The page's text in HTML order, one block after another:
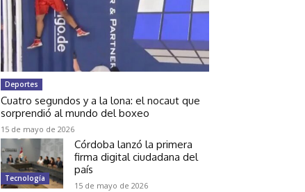
Deportes
Cuatro segundos y a la lona: el nocaut que
sorprendió al mundo del boxeo
15 de mayo de 2026
Tecnología
Córdoba lanzó la primera
firma digital ciudadana del
país
15 de mayo de 2026